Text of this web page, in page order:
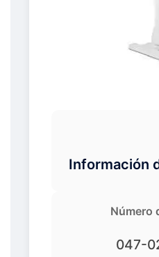
Información
Número
047-